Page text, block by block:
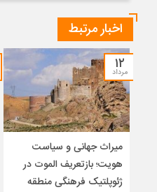
اخبار مرتبط
۱۲
مرداد
میراث جهانی و سیاست
هویت؛ بازتعریف الموت در
ژئوپلتیک فرهنگی منطقه